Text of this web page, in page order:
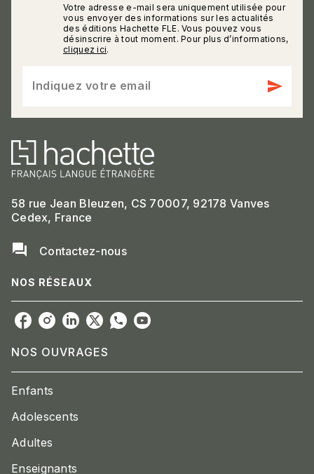
Votre adresse e-mail sera uniquement utilisée pour
vous envoyer des informations sur les actualités
des éditions Hachette FLE. Vous pouvez vous
désinscrire à tout moment. Pour plus d’informations,
cliquez ici.
Indiquez votre email send
58 rue Jean Bleuzen, CS 70007, 92178 Vanves
Cedex, France
question_answer Contactez-nous
NOS RÉSEAUX
NOS OUVRAGES
Enfants
Adolescents
Adultes
Enseignants